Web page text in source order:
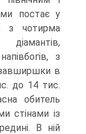
постає у
з чотир­ма
з
в
до 14 тис.
обитель
стінами із
В ній